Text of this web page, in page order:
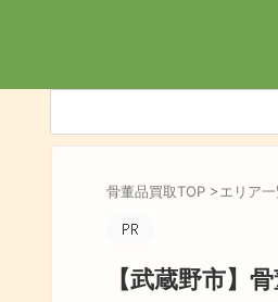
骨董品買取TOP >エリア
【武蔵野市】